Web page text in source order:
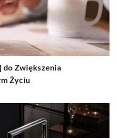
Zwiększenia
Życiu